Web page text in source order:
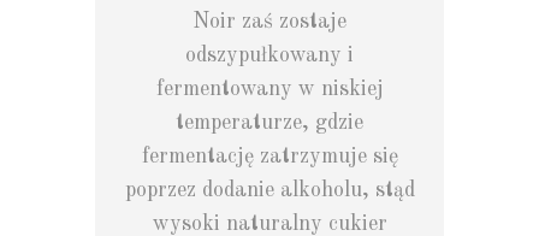
Noir zaś zostaje
odszypułkowany i
fermentowany w niskiej
temperaturze, gdzie
fermentację zatrzymuje się
poprzez dodanie alkoholu, stąd
wysoki naturalny cukier